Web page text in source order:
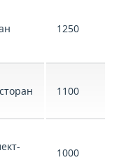
1250
1100
1000